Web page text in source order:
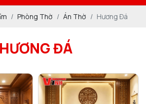
Phòng Thờ Án Thờ Hương Đá
HƯƠNG ĐÁ